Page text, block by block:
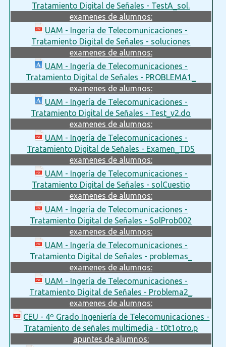
Tratamiento Digital de Señales - TestA_sol.
examenes de alumnos:
UAM - Ingería de Telecomunicaciones -
Tratamiento Digital de Señales - soluciones
examenes de alumnos:
UAM - Ingería de Telecomunicaciones -
Tratamiento Digital de Señales - PROBLEMA1_
examenes de alumnos:
UAM - Ingería de Telecomunicaciones -
Tratamiento Digital de Señales - Test_v2.do
examenes de alumnos:
UAM - Ingería de Telecomunicaciones -
Tratamiento Digital de Señales - Examen_TDS
examenes de alumnos:
UAM - Ingería de Telecomunicaciones -
Tratamiento Digital de Señales - solCuestio
examenes de alumnos:
UAM - Ingería de Telecomunicaciones -
Tratamiento Digital de Señales - SolProb002
examenes de alumnos:
UAM - Ingería de Telecomunicaciones -
Tratamiento Digital de Señales - problemas_
examenes de alumnos:
UAM - Ingería de Telecomunicaciones -
Tratamiento Digital de Señales - Problema2_
examenes de alumnos:
CEU - 4º Grado Ingeniería de Telecomunicaciones -
Tratamiento de señales multimedia - t0t1otro.p
apuntes de alumnos: